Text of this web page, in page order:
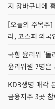
지 장바구니에
[오늘의 주목주
라, 코스피 외국
국힘 윤리위 '돌
윤리위원 2명은
KDB생명 매각
금융지주 3곳 참